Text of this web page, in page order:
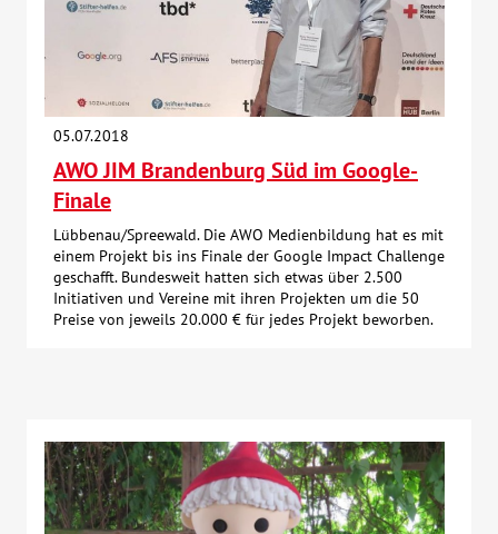
05.07.2018
AWO JIM Brandenburg Süd im Google-
Finale
Lübbenau/Spreewald. Die AWO Medienbildung hat es mit
einem Projekt bis ins Finale der Google Impact Challenge
geschafft. Bundesweit hatten sich etwas über 2.500
Initiativen und Vereine mit ihren Projekten um die 50
Preise von jeweils 20.000 € für jedes Projekt beworben.